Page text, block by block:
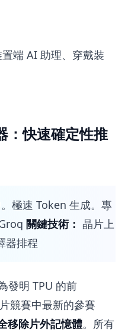
端 AI 助理、穿戴裝
：快速確定性推
極速 Token 生成。專
關鍵技術： 晶片上
器排程
發明 TPU 的前
競賽中最新的參賽
移除片外記憶體。所有